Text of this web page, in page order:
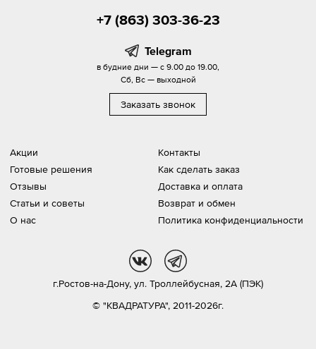
Акции
Готовые решения
Отзывы
Статьи и советы
О нас
Контакты
Как сделать заказ
Доставка и оплата
Возврат и обмен
Политика конфиденциальности
+7 (863) 303-36-23
Telegram
в будние дни — с 9.00 до 19.00,
Сб, Вс — выходной
Заказать звонок
© "КВАДРАТУРА", 2011-2026г.
г.Ростов-на-Дону, ул. Троллейбусная, 2А (ПЭК)